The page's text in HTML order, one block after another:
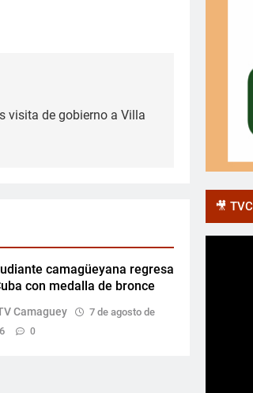
visita de gobierno a Villa
camagüeyana regresa
con medalla de bronce
Camaguey
7 de agosto de
0
🎥